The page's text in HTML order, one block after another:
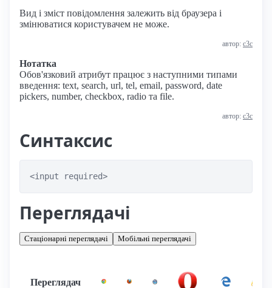
Вид і зміст повідомлення залежить від браузера і
змінюватися користувачем не може.
автор: с3с
Нотатка
Обов'язковий атрибут працює з наступними типами
введення: text, search, url, tel, email, password, date
pickers, number, checkbox, radio та file.
автор: с3с
Синтаксис
<input required>
Переглядачі
Стаціонарні переглядачі Мобільні переглядачі
Переглядач